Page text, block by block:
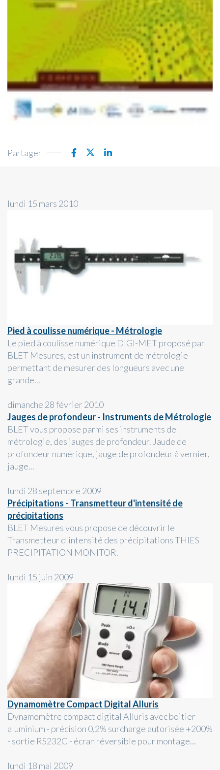
Partager
lundi 15 mars 2010
Pied à coulisse numérique - Métrologie
Le pied à coulisse numérique DIGI-MET proposé par
BLET Mesures, est un instrument de métrologie
permettant de mesurer des longueurs avec une
grande...
dimanche 28 février 2010
Jauges de profondeur - Instruments de Métrologie
BLET vous propose parmi ses instruments de
métrologie, des jauges de profondeur. Jaude de
profondeur numérique, jauge de profondeur à vernier,
jauge...
lundi 28 septembre 2009
Précipitations - Transmetteur d'intensité de
précipitations
BLET Mesures vous propose de découvrir le
Transmetteur d'intensité des précipitations THIES
PRECIPITATION MONITOR.
lundi 15 juin 2009
Dynamomètre Compact Digital Alluris
Dynamomètre compact digital Alluris avec boitier
aluminium - précision 0,2% surcharge autorisée +200%
- sortie RS232C - écran réversible pour montage...
lundi 18 mai 2009